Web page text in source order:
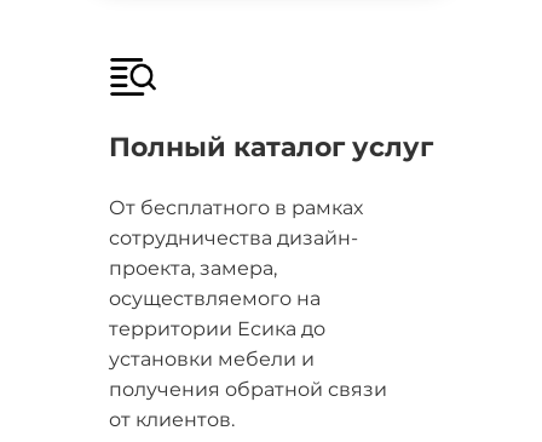
Полный каталог услуг
От бесплатного в рамках
сотрудничества дизайн-
проекта, замера,
осуществляемого на
территории Есика до
установки мебели и
получения обратной связи
от клиентов.